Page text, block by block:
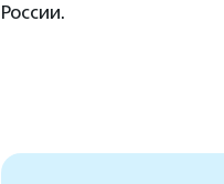
России.